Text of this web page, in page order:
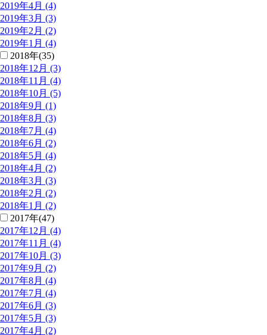
2019年4月 (4)
2019年3月 (3)
2019年2月 (2)
2019年1月 (4)
2018年(35)
2018年12月 (3)
2018年11月 (4)
2018年10月 (5)
2018年9月 (1)
2018年8月 (3)
2018年7月 (4)
2018年6月 (2)
2018年5月 (4)
2018年4月 (2)
2018年3月 (3)
2018年2月 (2)
2018年1月 (2)
2017年(47)
2017年12月 (4)
2017年11月 (4)
2017年10月 (3)
2017年9月 (2)
2017年8月 (4)
2017年7月 (4)
2017年6月 (3)
2017年5月 (3)
2017年4月 (2)